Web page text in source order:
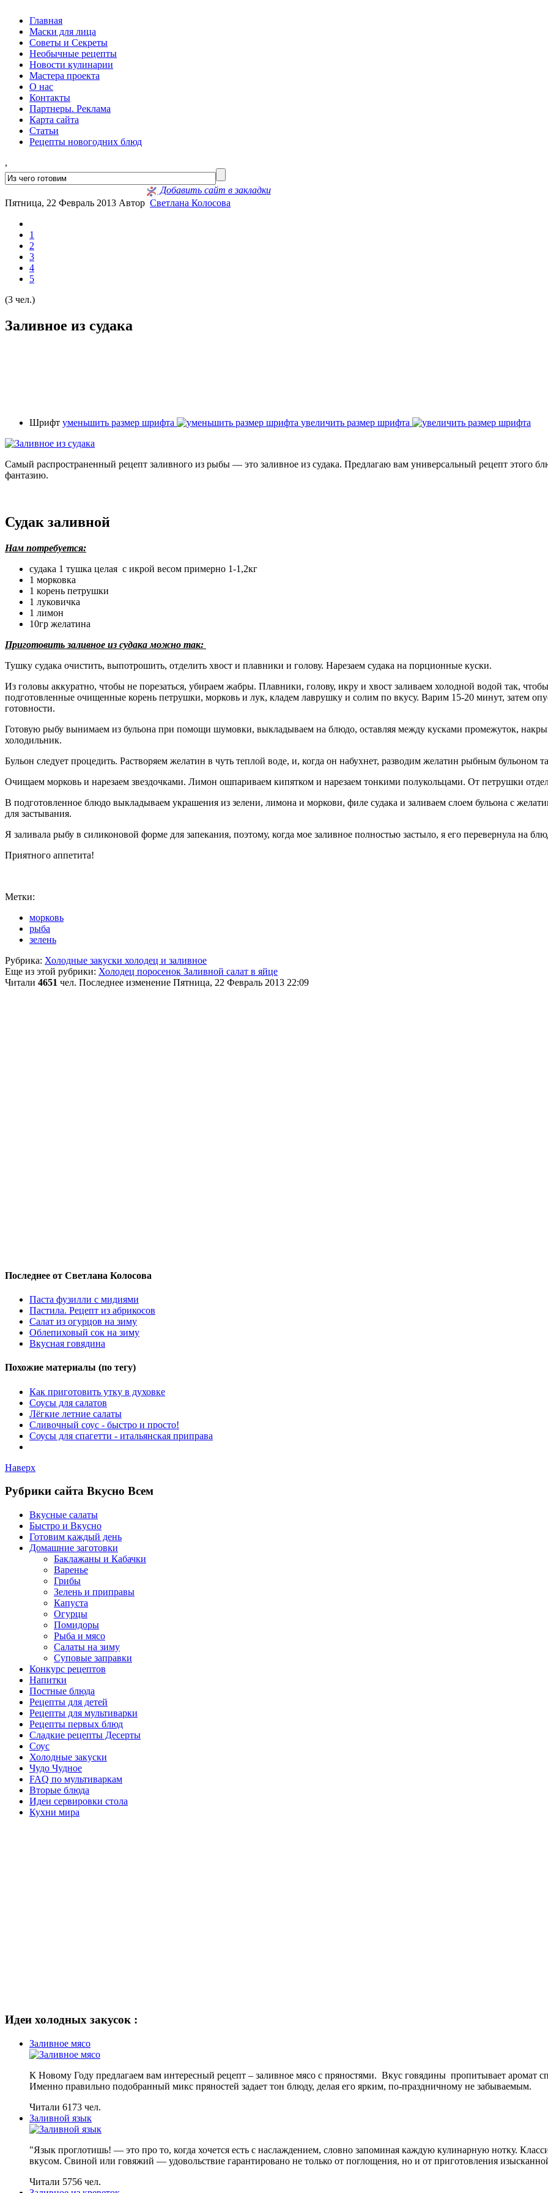
Главная
Маски для лица
Советы и Секреты
Необычные рецепты
Новости кулинарии
Мастера проекта
О нас
Контакты
Партнеры. Реклама
Карта сайта
Статьи
Рецепты новогодних блюд
,
Добавить сайт в закладки
Пятница, 22 Февраль 2013 Автор Светлана Колосова
1
2
3
4
5
(3 чел.)
Заливное из судака
Шрифт уменьшить размер шрифта увеличить размер шрифта
Самый распространенный рецепт заливного из рыбы — это заливное из судака. Предлагаю вам универсальный рецепт этого
фантазию.
Судак заливной
Нам потребуется:
судака 1 тушка целая с икрой весом примерно 1-1,2кг
1 морковка
1 корень петрушки
1 луковичка
1 лимон
10гр желатина
Приготовить заливное из судака можно так:
Тушку судака очистить, выпотрошить, отделить хвост и плавники и голову. Нарезаем судака на порционные куски.
Из головы аккуратно, чтобы не порезаться, убираем жабры. Плавники, голову, икру и хвост заливаем холодной водой так,
подготовленные очищенные корень петрушки, морковь и лук, кладем лаврушку и солим по вкусу. Варим 15-20 минут, затем
готовности.
Готовую рыбу вынимаем из бульона при помощи шумовки, выкладываем на блюдо, оставляя между кусками промежуток,
холодильник.
Бульон следует процедить. Растворяем желатин в чуть теплой воде, и, когда он набухнет, разводим желатин рыбным бульоном
Очищаем морковь и нарезаем звездочками. Лимон ошпариваем кипятком и нарезаем тонкими полукольцами. От петрушки
В подготовленное блюдо выкладываем украшения из зелени, лимона и моркови, филе судака и заливаем слоем бульона с
для застывания.
Я заливала рыбу в силиконовой форме для запекания, поэтому, когда мое заливное полностью застыло, я его перевернула на
Приятного аппетита!
Метки:
морковь
рыба
зелень
Рубрика: Холодные закуски холодец и заливное
Еще из этой рубрики: Холодец поросенок Заливной салат в яйце
Читали 4651 чел. Последнее изменение Пятница, 22 Февраль 2013 22:09
Последнее от Светлана Колосова
Паста фузилли с мидиями
Пастила. Рецепт из абрикосов
Салат из огурцов на зиму
Облепиховый сок на зиму
Вкусная говядина
Похожие материалы (по тегу)
Как приготовить утку в духовке
Соусы для салатов
Лёгкие летние салаты
Сливочный соус - быстро и просто!
Соусы для спагетти - итальянская приправа
Наверх
Рубрики сайта Вкусно Всем
Вкусные салаты
Быстро и Вкусно
Готовим каждый день
Домашние заготовки
Баклажаны и Кабачки
Варенье
Грибы
Зелень и приправы
Капуста
Огурцы
Помидоры
Рыба и мясо
Салаты на зиму
Суповые заправки
Конкурс рецептов
Напитки
Постные блюда
Рецепты для детей
Рецепты для мультиварки
Рецепты первых блюд
Сладкие рецепты Десерты
Соус
Холодные закуски
Чудо Чудное
FAQ по мультиваркам
Вторые блюда
Идеи сервировки стола
Кухни мира
Идеи холодных закусок :
Заливное мясо
К Новому Году предлагаем вам интересный рецепт – заливное мясо с пряностями. Вкус говядины пропитывает аромат
Именно правильно подобранный микс пряностей задает тон блюду, делая его ярким, по-праздничному не забываемым.
Читали 6173 чел.
Заливной язык
"Язык проглотишь! — это про то, когда хочется есть с наслаждением, словно запоминая каждую кулинарную нотку.
вкусом. Свиной или говяжий — удовольствие гарантировано не только от поглощения, но и от приготовления
Читали 5756 чел.